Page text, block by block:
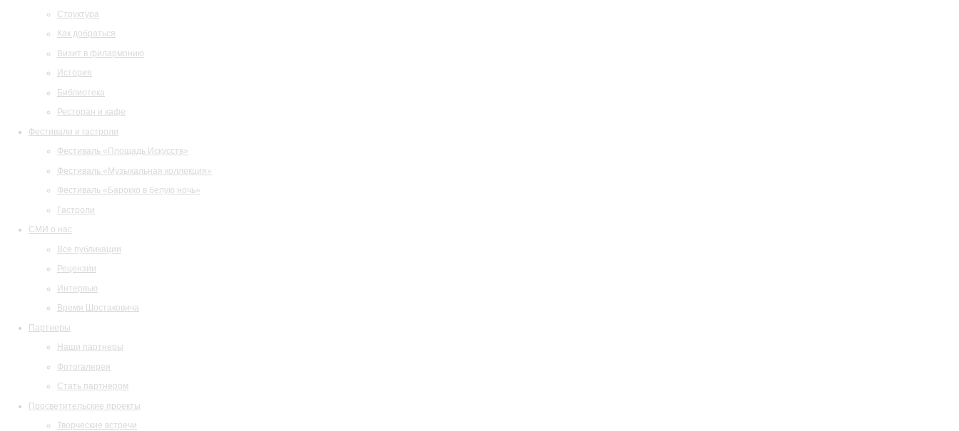
Структура
Как добраться
Визит в филармонию
История
Библиотека
Ресторан и кафе
Фестивали и гастроли
Фестиваль «Площадь Искусств»
Фестиваль «Музыкальная коллекция»
Фестиваль «Барокко в белую ночь»
Гастроли
СМИ о нас
Все публикации
Рецензии
Интервью
Время Шостаковича
Партнеры
Наши партнеры
Фотогалерея
Стать партнером
Просветительские проекты
Творческие встречи